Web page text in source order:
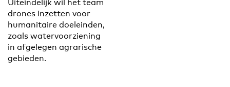
Uiteindelijk wil het team
drones inzetten voor
humanitaire doeleinden,
zoals watervoorziening
in afgelegen agrarische
gebieden.